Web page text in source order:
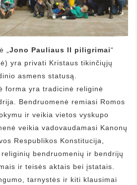
„ Jono Pauliaus II piligrimai“
yra privati Kristaus tikinčiųjų
asmens statusą.
forma yra tradicinė religinė
Bendruomenė remiasi Romos
ir veikia vietos vyskupo
veikia vadovaudamasi Kanonų
Respublikos Konstitucija,
bendruomenių ir bendrijų
ir teisės aktais bei įstatais.
tarnystės ir kiti klausimai